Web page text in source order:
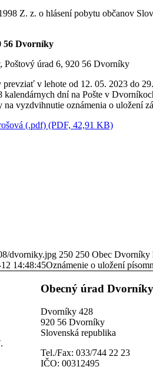
Z. z. o hlásení pobytu občanov
56 Dvorníky
Poštový úrad 6, 920 56 Dvorníky
prevziať v lehote od 12. 05. 2023 do
dní na Pošte v
vyzdvihnutie oznámenia o uložení
(.pdf) (PDF, 42,91 KB)
dvorniky.jpg 250 250 Obec Dvorníky
14:48:45Oznámenie o uložení
Obecný úrad Dvorníky
Dvorníky 428
920 56 Dvorníky
Slovenská republika
Tel./Fax: 033/744 22 23
IČO: 00312495